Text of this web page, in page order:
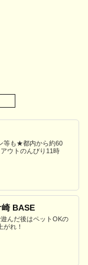
等も★都内から約60
ウトのんびり11時
崎 BASE
んだ後はペットOKの
れ！